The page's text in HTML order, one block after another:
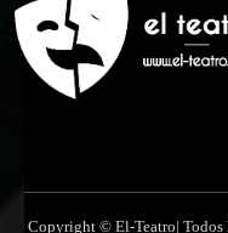
Copyright © El-Teatro| Todos